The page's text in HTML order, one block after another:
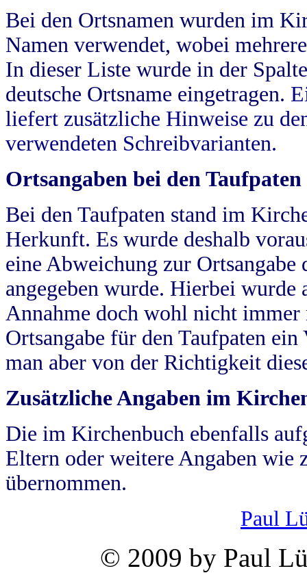
Bei den Ortsnamen wurden im
Namen verwendet, wobei
In dieser Liste wurde in der
deutsche Ortsname eingetragen.
liefert zusätzliche Hinweise zu
verwendeten Schreibvarianten.
Ortsangaben bei den Taufpaten
Bei den Taufpaten stand im
Herkunft. Es wurde deshalb
eine Abweichung zur
angegeben wurde. Hierbei wurde
Annahme doch wohl nicht
Ortsangabe für den Taufpaten
man aber von der Richtigkeit
Zusätzliche Angaben im
Die im Kirchenbuch ebenfalls
Eltern oder weitere Angaben wie
übernommen.
Paul
© 2009 by Paul